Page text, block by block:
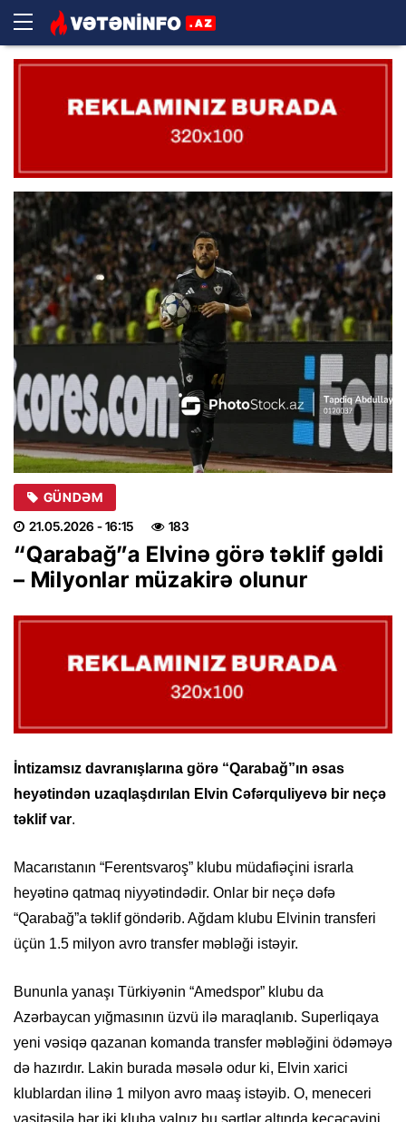
GÜNDƏM
21.05.2026 - 16:15 183
“Qarabağ”a Elvinə görə təklif gəldi
– Milyonlar müzakirə olunur
İntizamsız davranışlarına görə “Qarabağ”ın əsas
heyətindən uzaqlaşdırılan Elvin Cəfərquliyevə bir neçə
təklif var.
Macarıstanın “Ferentsvaroş” klubu müdafiəçini israrla
heyətinə qatmaq niyyətindədir. Onlar bir neçə dəfə
“Qarabağ”a təklif göndərib. Ağdam klubu Elvinin transferi
üçün 1.5 milyon avro transfer məbləği istəyir.
Bununla yanaşı Türkiyənin “Amedspor” klubu da
Azərbaycan yığmasının üzvü ilə maraqlanıb. Superliqaya
yeni vəsiqə qazanan komanda transfer məbləğini ödəməyə
də hazırdır. Lakin burada məsələ odur ki, Elvin xarici
klublardan ilinə 1 milyon avro maaş istəyib. O, meneceri